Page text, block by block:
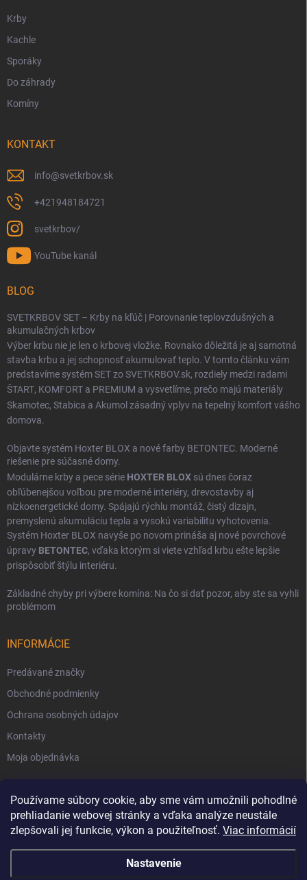
Používame súbory cookie, aby sme vám umožnili pohodlné
prehliadanie webovej stránky a vďaka analýze neustále
zlepšovali jej funkcie, výkon a použiteľnosť. Viac informácií
Nastavenie
Krby
Kachle
Sporáky
Do záhrady
Komíny
KONTAKT
info@svetkrbov.sk
+421948184721
svetkrbov/
YouTube kanál
BLOG
SVETKRBOV SET – Krby na kľúč | Porovnanie teplovzdušných a
akumulačných krbov
Výber krbu nie je len o krbovej vložke. Rovnako dôležitá je aj samotná
stavba krbu a jej schopnosť akumulovať teplo. V tomto článku vám
predstavíme systém SET zo SVETKRBOV.sk, rozdiely medzi radami
ŠTART, KOMFORT a PREMIUM a vysvetlíme, prečo majú materiály
Skamotec, Stabica a Akumolzásadný vplyv na tepelný komfort vášho
domova.
Objavte systém Hoxter BLOX a nové farby BETONTEC. Moderné
riešenie pre súčasné domy.
Modulárne krby a pece série HOXTER BLOX sú dnes čoraz
obľúbenejšou voľbou pre moderné interiéry, drevostavby aj
nízkoenergetické domy. Spájajú rýchlu montáž, čistý dizajn,
premyslenú akumuláciu tepla a vysokú variabilitu vyhotovenia.
Systém Hoxter BLOX navyše po novom prináša aj nové povrchové
úpravy BETONTEC, vďaka ktorým si viete vzhľad krbu ešte lepšie
prispôsobiť štýlu interiéru.
Základné chyby pri výbere komína: Na čo si dať pozor, aby ste sa vyhli
problémom
INFORMÁCIE
Predávané značky
Obchodné podmienky
Ochrana osobných údajov
Kontakty
Moja objednávka